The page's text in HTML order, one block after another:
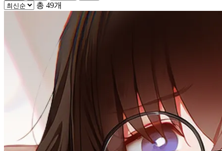
총 49개